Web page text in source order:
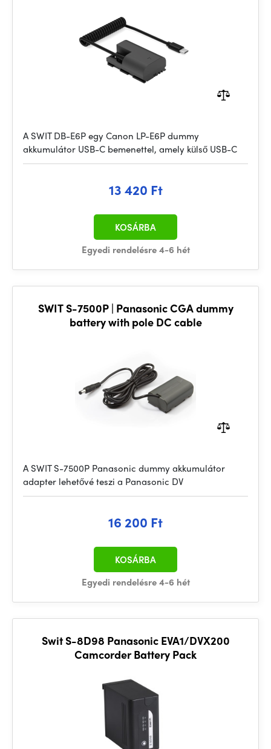
A SWIT DB-E6P egy Canon LP-E6P dummy
akkumulátor USB-C bemenettel, amely külső USB-C
13 420 Ft
Egyedi rendelésre 4-6 hét
KOSÁRBA
SWIT S-7500P | Panasonic CGA dummy
battery with pole DC cable
A SWIT S-7500P Panasonic dummy akkumulátor
adapter lehetővé teszi a Panasonic DV
16 200 Ft
Egyedi rendelésre 4-6 hét
KOSÁRBA
Swit S-8D98 Panasonic EVA1/DVX200
Camcorder Battery Pack